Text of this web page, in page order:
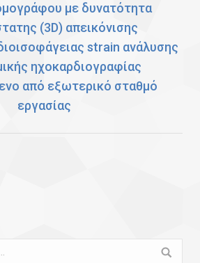
με δυνατότητα
(3D) απεικόνισης
strain ανάλυσης
ηχοκαρδιογραφίας
από εξωτερικό σταθμό
εργασίας